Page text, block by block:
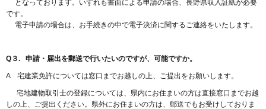
となっております。いずれも書面による申請の場合、長野県収入証紙が必要
です。
電子申請の場合は、お手続きの中で電子決済に関するご連絡をいたします。
Q３. 申請・届出を郵送で行いたいのですが、可能ですか。
A 宅建業免許については窓口までお越しの上、ご提出をお願いします。
宅地建物取引士の登録については、県内にお住まいの方は直接窓口までお越
しの上、ご提出ください。県外にお住まいの方は、郵送でもお受けしておりま